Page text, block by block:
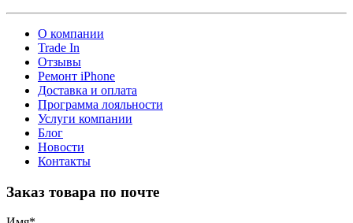
О компании
Trade In
Отзывы
Ремонт iPhone
Доставка и оплата
Программа лояльности
Услуги компании
Блог
Новости
Контакты
Заказ товара по почте